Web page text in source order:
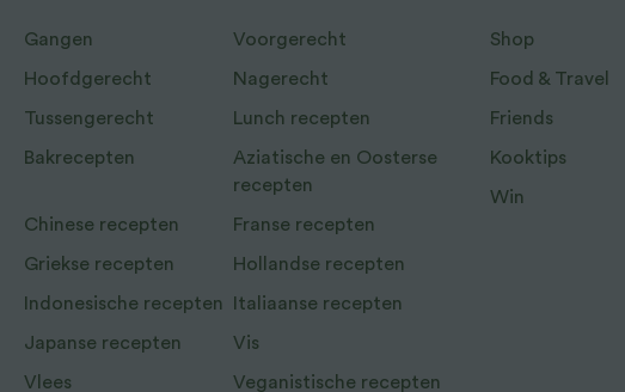
Gangen Voorgerecht
Hoofdgerecht Nagerecht
Tussengerecht Lunch recepten
Bakrecepten
Aziatische en Oosterse
recepten
Chinese recepten Franse recepten
Griekse recepten Hollandse recepten
Indonesische recepten Italiaanse recepten
Japanse recepten Vis
Vlees Veganistische recepten
Shop
Food & Travel
Friends
Kooktips
Win